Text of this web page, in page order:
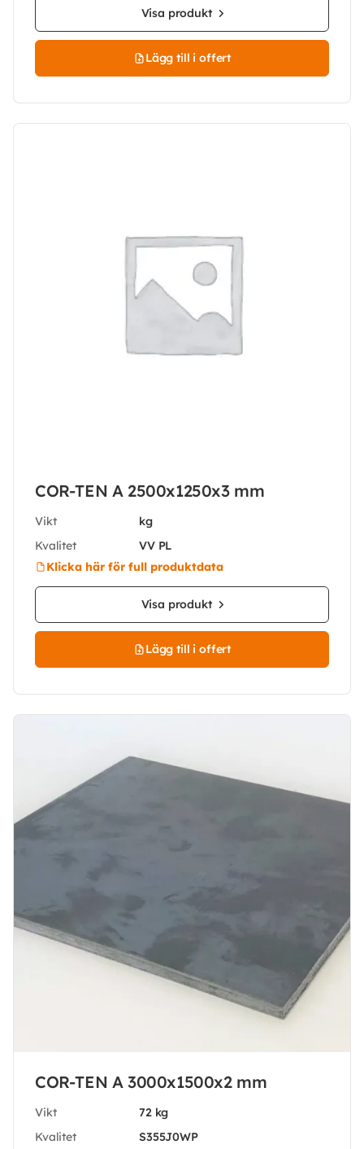
Visa produkt
Lägg till i offert
COR-TEN A 2500x1250x3 mm
Vikt
kg
Kvalitet
VV PL
Klicka här för full produktdata
Visa produkt
Lägg till i offert
COR-TEN A 3000x1500x2 mm
Vikt
72 kg
Kvalitet
S355J0WP